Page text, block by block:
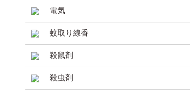
電気
蚊取り線香
殺鼠剤
殺虫剤